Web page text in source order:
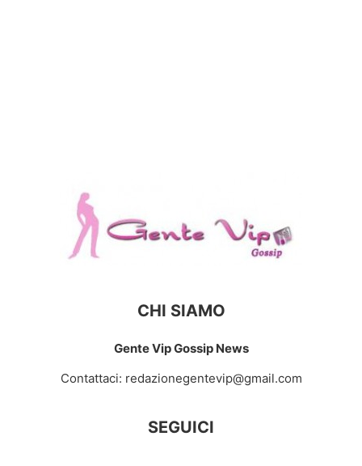
CHI SIAMO
Gente Vip Gossip News
Contattaci: redazionegentevip@gmail.com
SEGUICI